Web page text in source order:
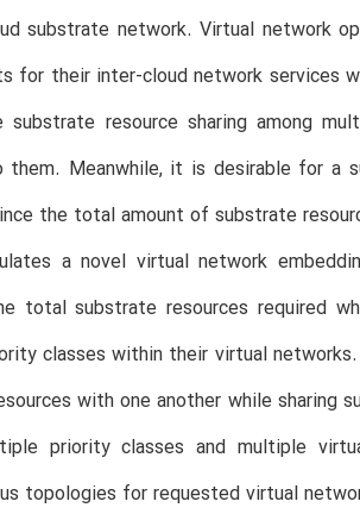
substrate network. Virtual network
for their inter-cloud network services
substrate resource sharing among
them. Meanwhile, it is desirable for a
the total amount of substrate
a novel virtual network
total substrate resources required
classes within their virtual
with one another while sharing
priority classes and multiple
topologies for requested virtual